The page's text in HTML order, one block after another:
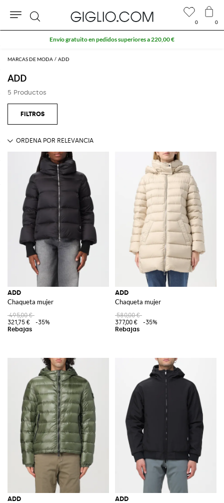
MARCAS DE MODA ADD
ADD
5 Productos
ADD
Chaqueta mujer
495,00 €
321,75 €
-35%
ADD
Chaqueta mujer
580,00 €
377,00 €
-35%
ADD ADD
0 0
Buscar
Envío gratuito en pedidos superiores a 220,00 €